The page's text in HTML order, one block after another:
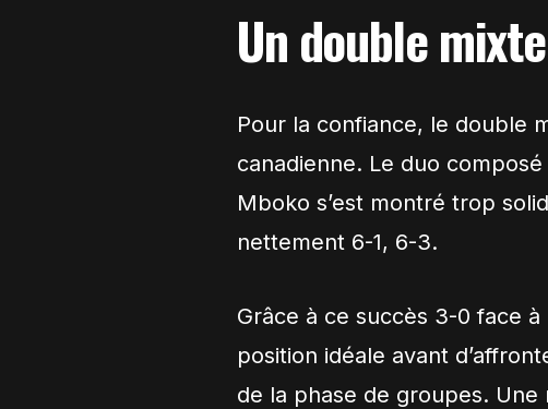
Un double
Pour la confiance, le double
canadienne. Le duo
Mboko s’est montré trop
nettement 6-1, 6-3.
Grâce à ce succès 3-0 face
position idéale avant
de la phase de groupes.